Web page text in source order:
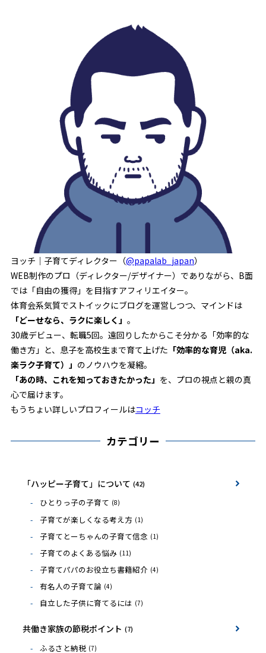
ヨッチ｜子育てディレクター（@papalab_japan）
WEB制作のプロ（ディレクター/デザイナー）でありながら、B面
では「自由の獲得」を目指すアフィリエイター。
体育会系気質でストイックにブログを運営しつつ、マインドは
「どーせなら、ラクに楽しく」 。
30歳デビュー、転職5回。遠回りしたからこそ分かる「効率的な
働き方」と、息子を高校生まで育て上げた 「効率的な育児（aka.
楽ラク子育て）」 のノウハウを凝縮。
「あの時、これを知っておきたかった」 を、プロの視点と親の真
心で届けます。
もうちょい詳しいプロフィールはコッチ
カテゴリー
「ハッピー子育て」について (42)
ひとりっ子の子育て (8)
子育てが楽しくなる考え方 (1)
子育てとーちゃんの子育て信念 (1)
子育てのよくある悩み (11)
子育てパパのお役立ち書籍紹介 (4)
有名人の子育て論 (4)
自立した子供に育てるには (7)
共働き家族の節税ポイント (7)
ふるさと納税 (7)